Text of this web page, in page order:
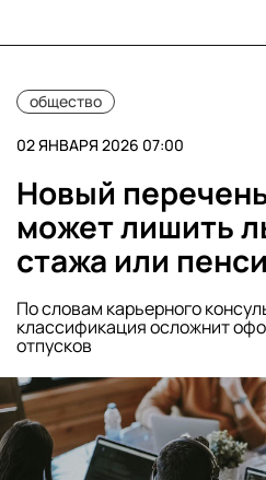
общество
02 ЯНВАРЯ 2026 07:00
Новый
может лишить
стажа или
По словам карьерного
классификация осложнит
отпусков